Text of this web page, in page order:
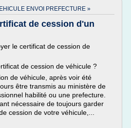
ENVOI PREFECTURE »
de cession d'un
le certificat de cession de
de cession de véhicule ?
de véhicule, après voir été
être transmis au ministère de
habilité ou une prefecture.
nécessaire de toujours garder
cession de votre véhicule,...